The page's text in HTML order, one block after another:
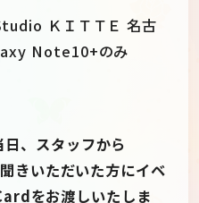
ＫＩＴＴＥ 名古
Note10+のみ
、スタッフから
きいただいた方にイベ
をお渡しいたしま